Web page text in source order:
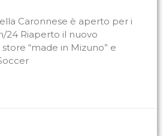
Caronnese è aperto per i
24 Riaperto il nuovo
“made in Mizuno” e